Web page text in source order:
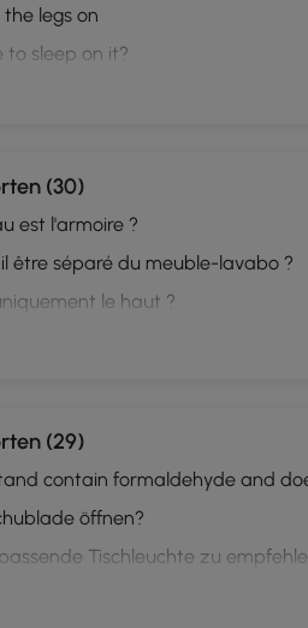
legs on
to sleep on it?
(30)
est l'armoire ?
être séparé du meuble-lavabo ?
le haut ?
(29)
contain formaldehyde and
öffnen?
Tischleuchte zu